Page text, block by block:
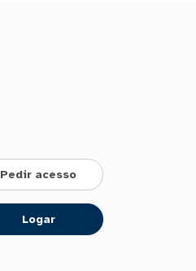
Pedir acesso
Logar